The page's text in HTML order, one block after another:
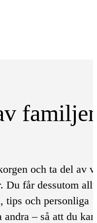
och ta del av
Du får dessutom
tips och personliga
– så att du kan